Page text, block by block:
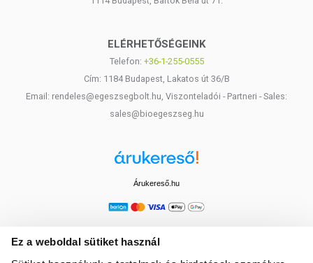
Ez a weboldal sütiket használ
ELÉRHETŐSÉGEINK
Telefon: +36-1-255-0555
Cím: 1184 Budapest, Lakatos út 36/B
Email: rendeles@egeszsegbolt.hu, Viszonteladói - Partneri - Sales:
sales@bioegeszseg.hu
Árukereső.hu